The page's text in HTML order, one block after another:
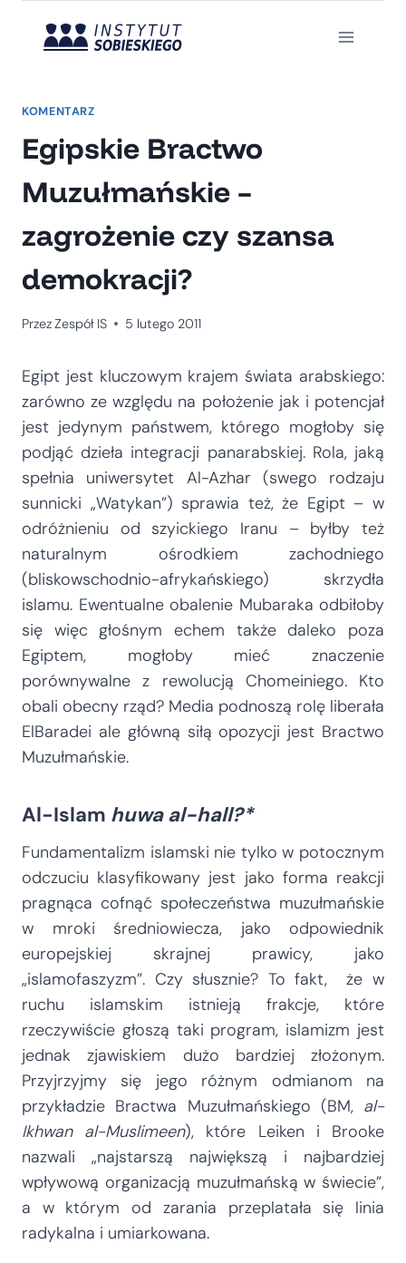
KOMENTARZ
Egipskie Bractwo
Muzułmańskie –
zagrożenie czy szansa
demokracji?
PrzezZespół IS 5 lutego 2011
Egipt jest kluczowym krajem świata arabskiego:
zarówno ze względu na położenie jak i potencjał
jest jedynym państwem, którego mogłoby się
podjąć dzieła integracji panarabskiej. Rola, jaką
spełnia uniwersytet Al-Azhar (swego rodzaju
sunnicki „Watykan”) sprawia też, że Egipt – w
odróżnieniu od szyickiego Iranu – byłby też
naturalnym ośrodkiem zachodniego
(bliskowschodnio-afrykańskiego) skrzydła
islamu. Ewentualne obalenie Mubaraka odbiłoby
się więc głośnym echem także daleko poza
Egiptem, mogłoby mieć znaczenie
porównywalne z rewolucją Chomeiniego. Kto
obali obecny rząd? Media podnoszą rolę liberała
ElBaradei ale główną siłą opozycji jest Bractwo
Muzułmańskie.
Al-Islam huwa al-hall?*
Fundamentalizm islamski nie tylko w potocznym
odczuciu klasyfikowany jest jako forma reakcji
pragnąca cofnąć społeczeństwa muzułmańskie
w mroki średniowiecza, jako odpowiednik
europejskiej skrajnej prawicy, jako
„islamofaszyzm”. Czy słusznie? To fakt, że w
ruchu islamskim istnieją frakcje, które
rzeczywiście głoszą taki program, islamizm jest
jednak zjawiskiem dużo bardziej złożonym.
Przyjrzyjmy się jego różnym odmianom na
przykładzie Bractwa Muzułmańskiego (BM, al-
Ikhwan al-Muslimeen), które Leiken i Brooke
nazwali „najstarszą największą i najbardziej
wpływową organizacją muzułmańską w świecie”,
a w którym od zarania przeplatała się linia
radykalna i umiarkowana.